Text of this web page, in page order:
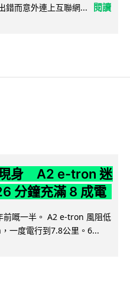
而意外連上互聯網...
閱讀
身 A2 e-tron 迷
分鐘充滿 8 成電
嘅一半。 A2 e-tron 風阻低
一度電行到7.8公里。6...